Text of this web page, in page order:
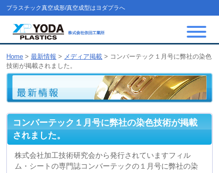
プラスチック真空成形/真空成型はヨダプラへ
Home > 最新情報> メディア掲載>コンバーテック１月号に弊社の染色
技術が掲載されました。
コンバーテック１月号に弊社の染色技術が掲載
されました。
ム・シートの専門誌コンバーテックの１月号に弊社の染
色技術が掲載されました。